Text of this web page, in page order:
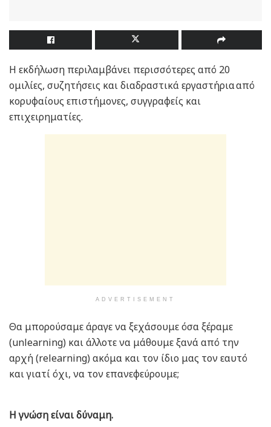
Η εκδήλωση περιλαμβάνει περισσότερες από 20
ομιλίες, συζητήσεις και διαδραστικά εργαστήρια από
κορυφαίους επιστήμονες, συγγραφείς και
επιχειρηματίες.
ADVERTISEMENT
Θα μπορούσαμε άραγε να ξεχάσουμε όσα ξέραμε
(unlearning) και άλλοτε να μάθουμε ξανά από την
αρχή (relearning) ακόμα και τον ίδιο μας τον εαυτό
και γιατί όχι, να τον επανεφεύρουμε;
Η γνώση είναι δύναμη.